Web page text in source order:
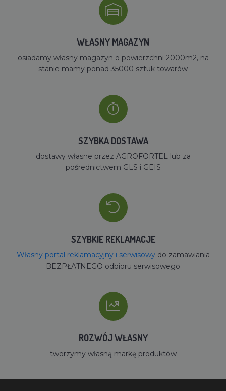
WŁASNY MAGAZYN
osiadamy własny magazyn o powierzchni 2000m2, na
stanie mamy ponad 35000 sztuk towarów
SZYBKA DOSTAWA
dostawy własne przez AGROFORTEL lub za
pośrednictwem GLS i GEIS
SZYBKIE REKLAMACJE
Własny portal reklamacyjny i serwisowydo zamawiania
BEZPŁATNEGO odbioru serwisowego
ROZWÓJ WŁASNY
tworzymy własną markę produktów